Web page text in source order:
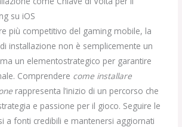
su iOS
più competitivo del gaming mobile, la
installazione non è semplicemente un
un elementostrategico per garantire
Comprendere come installare
rappresenta l’inizio di un percorso che
e passione per il gioco. Seguire le
a fonti credibili e mantenersi aggiornati